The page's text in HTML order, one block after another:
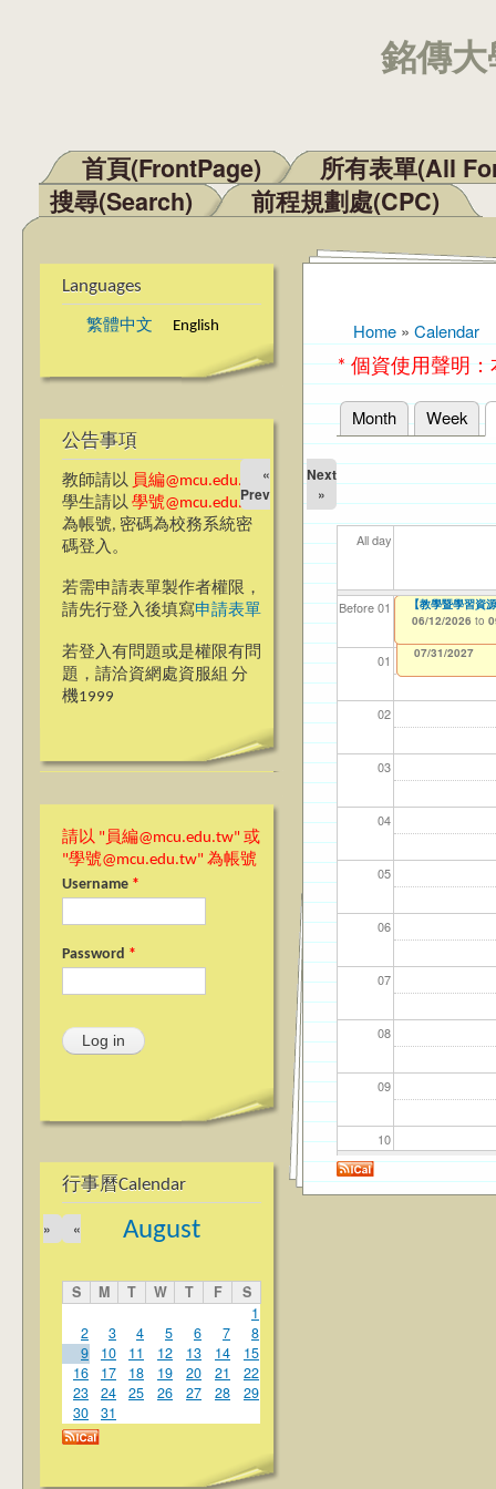
銘傳
Main menu
首頁(FrontPage)
所有表單(All
搜尋(Search)
前程規劃處(CPC)
Languages
繁體中文 English
公告事項
教師請以 員編@mcu.edu.tw
學生請以 學號@mcu.edu.tw
為帳號, 密碼為校務系統密
碼登入。
若需申請表單製作者權限，
請先行登入後填寫申請表單
若登入有問題或是權限有問
題，請洽資網處資服組 分
機1999
請以 "員編@mcu.edu.tw" 或
"學號@mcu.edu.tw" 為帳號
Username *
Password *
行事曆Calendar
August
«
»
S M T W T F
S
1
2
3 4 5 6 7
8
9
10 11 12 13 14
15
16
17 18 19 20 21
22
23
24 25 26 27 28
29
30
31
You are here
Home » Calendar
* 個資使用聲明
Primary tabs
Month Week
«
Prev
Next
»
All day
Before 01
01
02
03
04
05
06
07
08
09
10
11
【資網處】
整合系統～表單
12/31/2027
【財務處】工讀
11/12/2021 to
【財務處】漏打
錄
07/31/2027
114
04/
114
02/
【學
07/
教務
11/
商品
11/
【教學暨學習資
06/12/2026 to
【教學暨學習資
06/12/2026 to